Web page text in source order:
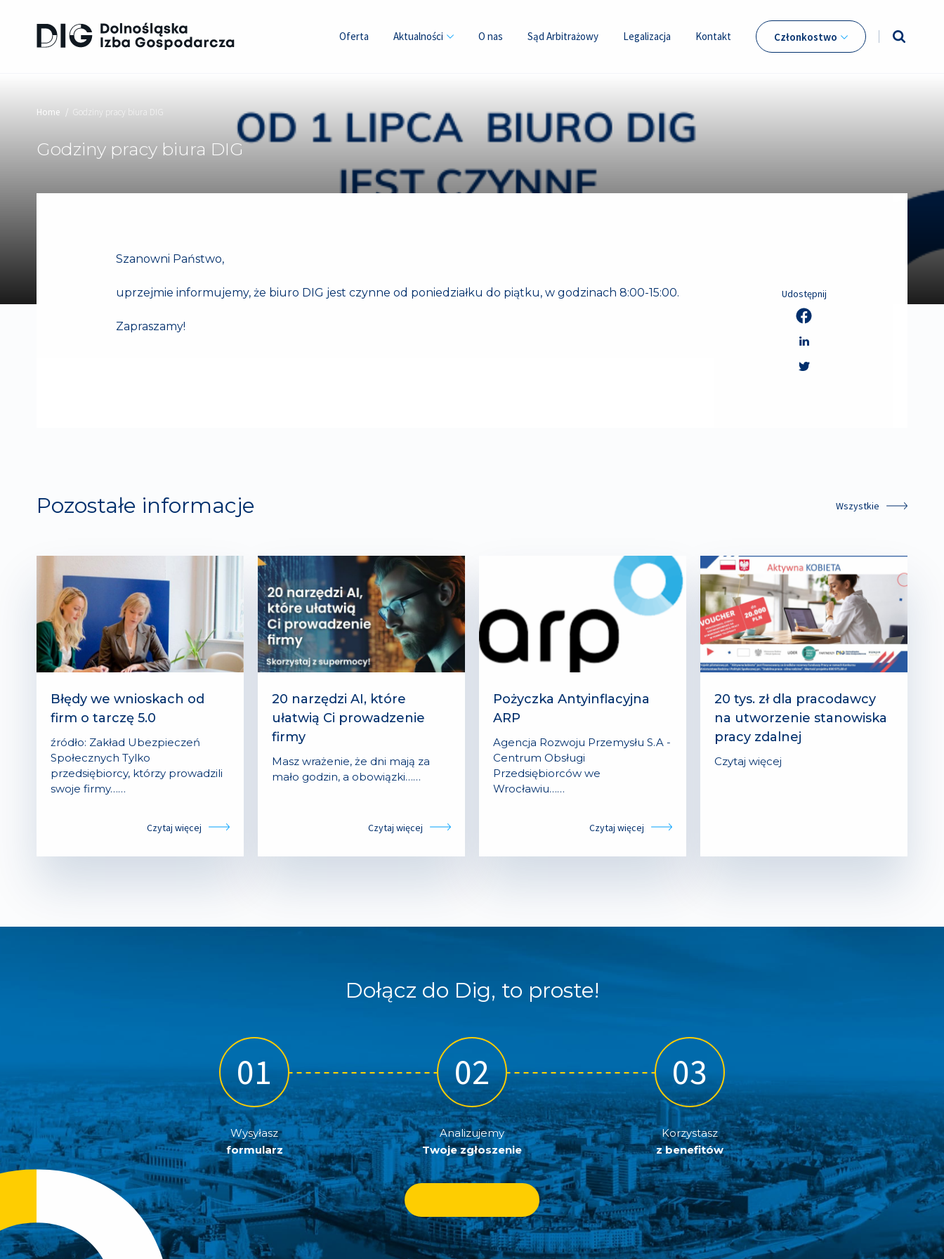
Oferta Aktualności O nas Sąd Arbitrażowy Legalizacja Kontakt Członkostwo
Home Godziny pracy biura DIG
Godziny pracy biura DIG
Szanowni Państwo,
uprzejmie informujemy, że biuro DIG jest czynne od poniedziałku do piątku, w godzinach 8:00-15:00.
Zapraszamy!
Udostępnij
Pozostałe informacje Wszystkie
Błędy we wnioskach od
firm o tarczę 5.0
źródło: Zakład Ubezpieczeń
Społecznych Tylko
przedsiębiorcy, którzy prowadzili
swoje firmy……
Czytaj więcej
20 narzędzi AI, które
ułatwią Ci prowadzenie
firmy
Masz wrażenie, że dni mają za
mało godzin, a obowiązki……
Czytaj więcej
Pożyczka Antyinflacyjna
ARP
Agencja Rozwoju Przemysłu S.A -
Centrum Obsługi
Przedsiębiorców we
Wrocławiu……
Czytaj więcej
20 tys. zł dla pracodawcy
na utworzenie stanowiska
pracy zdalnej
Czytaj więcej
Dołącz do Dig, to proste!
Wysyłasz
formularz
Analizujemy
Twoje zgłoszenie
Korzystasz
z benefitów